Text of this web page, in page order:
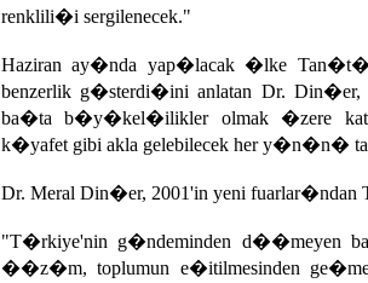
renklili�i sergilenecek."
Haziran ay�nda yap�lacak �lke
benzerlik g�sterdi�ini anlatan Dr.
ba�ta b�y�kel�ilikler olmak �zere
k�yafet gibi akla gelebilecek her y�n�n�
Dr. Meral Din�er, 2001'in yeni
"T�rkiye'nin g�ndeminden d��meyen
��z�m, toplumun e�itilmesinden